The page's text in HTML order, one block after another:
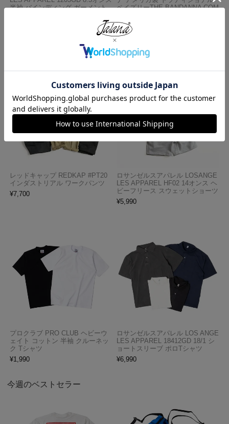
半袖 バインディング ガーメント
ペイズリーTHE BANDANNA COM
¥770
レッドキャップ REDKAP #PT20
インダストリアル ワークパンツ
¥7,700
ロサンゼルスアパレル LOSANGE
LES APPAREL HF02 14オンス ヘ
ビーフリース スウェットショーツ
¥5,990
プロクラブ PRO CLUB ヘビーウ
ェイト コットン 半袖 クルーネッ
ク Tシャツ
¥1,990
ロサンゼルスアパレル LOS ANGE
LES APPAREL 18412GD 18/1 シ
ョートスリーブ ポロTシャツ
¥6,990
今週のベストセラー